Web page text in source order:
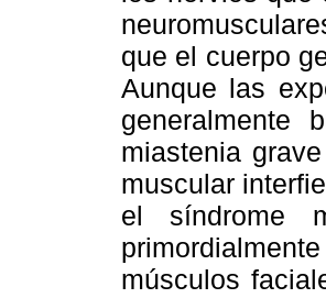
que el cuerpo
Aunque las
generalmente
miastenia
muscular
el síndrome
músculos